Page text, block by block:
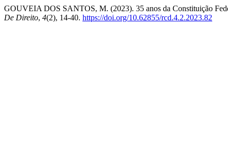
GOUVEIA DOS SANTOS, M. (2023). 35 anos da Constituição
De Direito, 4(2), 14-40. https://doi.org/10.62855/rcd.4.2.2023.82